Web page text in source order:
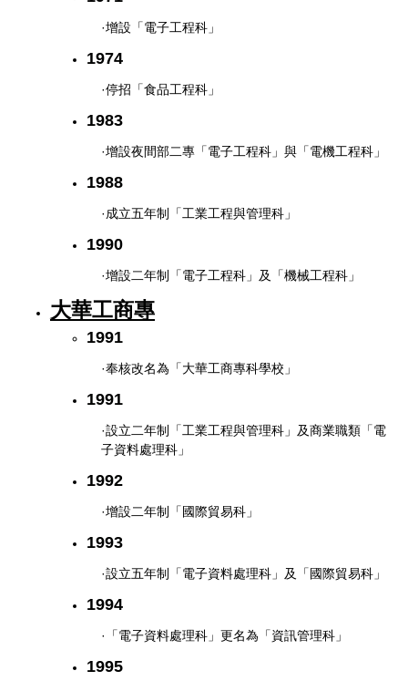
·增設「電子工程科」
1974
·停招「食品工程科」
1983
·增設夜間部二專「電子工程科」與「電機工程科」
1988
·成立五年制「工業工程與管理科」
1990
·增設二年制「電子工程科」及「機械工程科」
大華工商專
1991
·奉核改名為「大華工商專科學校」
1991
·設立二年制「工業工程與管理科」及商業職類「電
子資料處理科」
1992
·增設二年制「國際貿易科」
1993
·設立五年制「電子資料處理科」及「國際貿易科」
1994
·「電子資料處理科」更名為「資訊管理科」
1995